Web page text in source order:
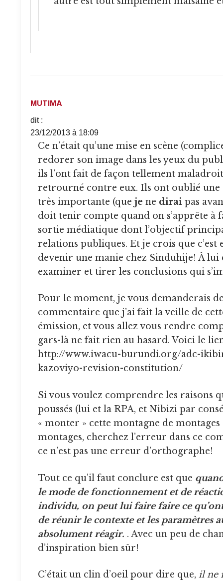
MUTIMA
dit :
23/12/2013 à 18:09
Ce n’était qu’une mise en scène (complice) destinée à
redorer son image dans les yeux du
ils l’ont fait de façon tellement
retrourné contre eux. Ils ont oublié une
très importante (que je ne dirai pas
doit tenir compte quand on s’apprête à
sortie médiatique dont l’objectif
relations publiques. Et je crois que c’est
devenir une manie chez Sinduhije! À lui
examiner et tirer les conclusions qui
Pour le moment, je vous demanderais de relire un
commentaire que j’ai fait la veille de
émission, et vous allez vous rendre
gars-là ne fait rien au hasard. Voici le
http://www.iwacu-burundi.org/adc-
kazoviyo-revision-constitution/
Si vous voulez comprendre les raisons qui les ont
poussés (lui et la RPA, et Nibizi par
« monter » cette montagne de montages
montages, cherchez l’erreur dans ce
ce n’est pas une erreur d’orthographe!
Tout ce qu’il faut conclure est que
le mode de fonctionnement et de
individu, on peut lui faire faire ce
de réunir le contexte et les paramètres
absolument réagir. . Avec un peu de
d’inspiration bien sûr!
C’était un clin d’oeil pour dire que, il ne